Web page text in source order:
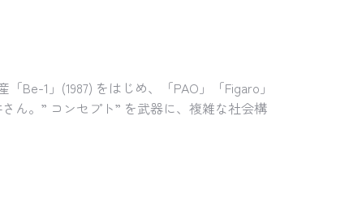
1」(1987) をはじめ、「PAO」「Figaro」
ん。” コンセプト” を武器に、複雑な社会構